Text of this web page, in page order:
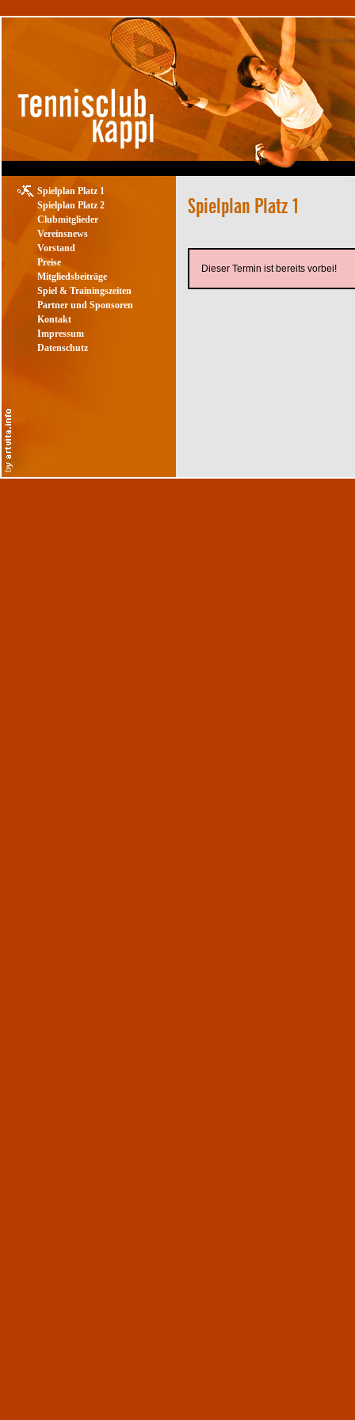
Spielplan Platz 1
Spielplan Platz 2
Clubmitglieder
Vereinsnews
Vorstand
Preise
Mitgliedsbeiträge
Spiel & Trainingszeiten
Partner und Sponsoren
Kontakt
Impressum
Datenschutz
Dieser Termin ist bereits vorbei!